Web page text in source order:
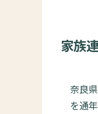
家族
奈良
を通